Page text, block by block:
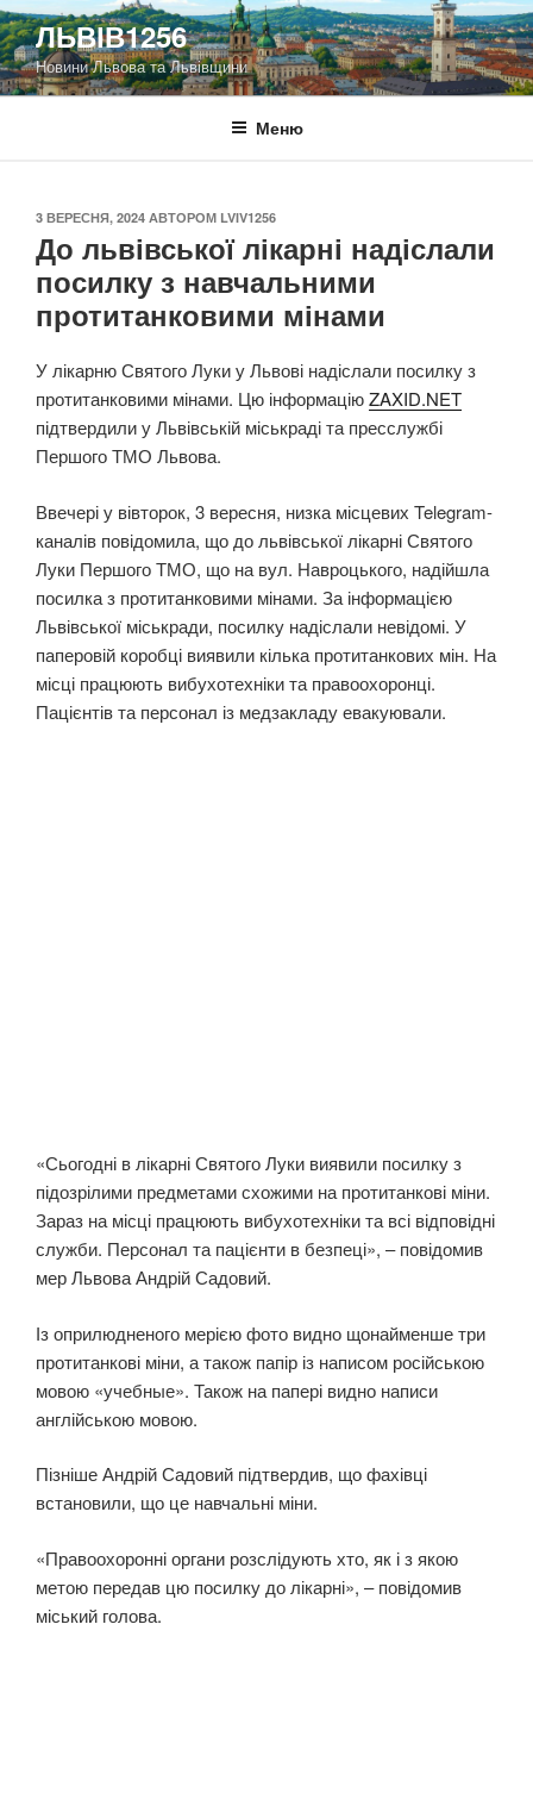
Перейти
до
вмісту
ЛЬВІВ1256
Новини Львова та Львівщини
Меню
ОПУБЛІКОВАНО
3 ВЕРЕСНЯ, 2024 АВТОРОМ LVIV1256
До львівської лікарні надіслали
посилку з навчальними
протитанковими мінами
У лікарню Святого Луки у Львові надіслали посилку з
протитанковими мінами. Цю інформаціюZAXID.NET
підтвердили у Львівській міськраді та пресслужбі
Першого ТМО Львова.
Ввечері у вівторок, 3 вересня, низка місцевих Telegram-
каналів повідомила, що до львівської лікарні Святого
Луки Першого ТМО, що на вул. Навроцького, надійшла
посилка з протитанковими мінами. За інформацією
Львівської міськради, посилку надіслали невідомі. У
паперовій коробці виявили кілька протитанкових мін. На
місці працюють вибухотехніки та правоохоронці.
Пацієнтів та персонал із медзакладу евакуювали.
«Сьогодні в лікарні Святого Луки виявили посилку з
підозрілими предметами схожими на протитанкові міни.
Зараз на місці працюють вибухотехніки та всі відповідні
служби. Персонал та пацієнти в безпеці», – повідомив
мер Львова Андрій Садовий.
Із оприлюдненого мерією фото видно щонайменше три
протитанкові міни, а також папір із написом російською
мовою «учебные». Також на папері видно написи
англійською мовою.
Пізніше Андрій Садовий підтвердив, що фахівці
встановили, що це навчальні міни.
«Правоохоронні органи розслідують хто, як і з якою
метою передав цю посилку до лікарні», – повідомив
міський голова.